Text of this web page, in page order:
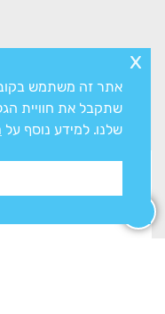
זקוקים
שתקבל את חוויית
שלנו. למידע נוסף על
x